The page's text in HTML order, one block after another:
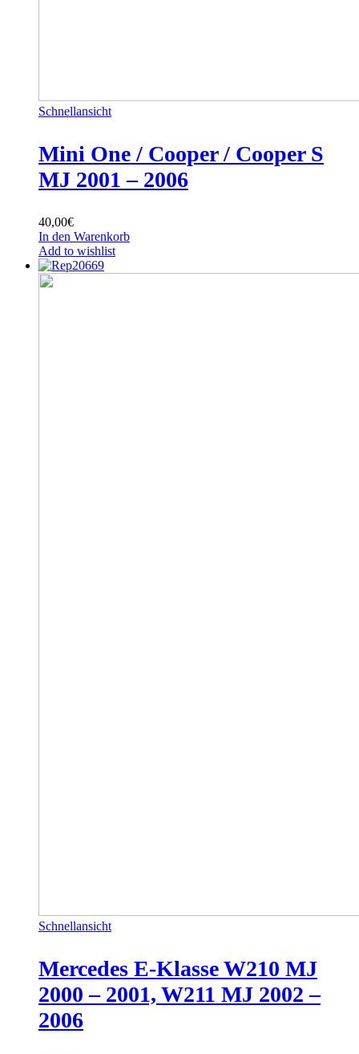
Schnellansicht
Mini One / Cooper / Cooper S
MJ 2001 – 2006
40,00€
In den Warenkorb
Add to wishlist
Schnellansicht
Mercedes E-Klasse W210 MJ
2000 – 2001, W211 MJ 2002 –
2006